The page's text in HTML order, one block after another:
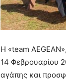
Η «team
14 Φεβρουαρίου
αγάπης και